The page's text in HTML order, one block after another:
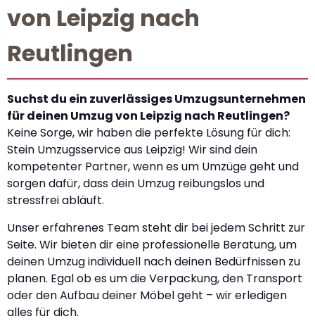
von Leipzig nach
Reutlingen
Suchst du ein zuverlässiges Umzugsunternehmen
für deinen Umzug von Leipzig nach Reutlingen?
Keine Sorge, wir haben die perfekte Lösung für dich:
Stein Umzugsservice aus Leipzig! Wir sind dein
kompetenter Partner, wenn es um Umzüge geht und
sorgen dafür, dass dein Umzug reibungslos und
stressfrei abläuft.
Unser erfahrenes Team steht dir bei jedem Schritt zur
Seite. Wir bieten dir eine professionelle Beratung, um
deinen Umzug individuell nach deinen Bedürfnissen zu
planen. Egal ob es um die Verpackung, den Transport
oder den Aufbau deiner Möbel geht – wir erledigen
alles für dich.